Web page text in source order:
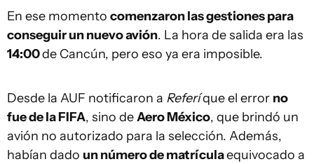
En ese momento comenzaron las gestiones para
conseguir un nuevo avión. La hora de salida era las
14:00de Cancún, pero eso ya era imposible.
Desde la AUF notificaron a Referíque el error no
fue de la FIFA, sino deAero México, que brindó un
avión no autorizado para la selección. Además,
habían dado un número de matrículaequivocado a